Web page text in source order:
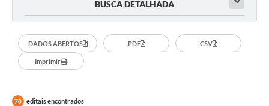
Acesso a Informação
Contato
REQUERIMENTO DE RESTITUIÇÃO DA TAXA DE INSCRIÇÃO
BUSCA DETALHADA
DADOS ABERTOS PDF CSV
Imprimir
70 editais encontrados